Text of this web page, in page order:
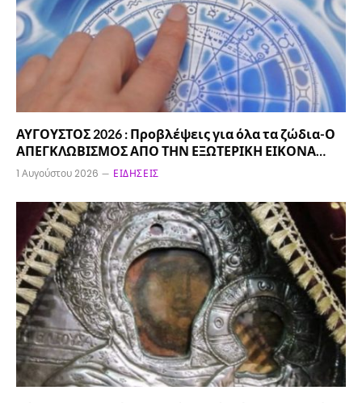
ΑΥΓΟΥΣΤΟΣ 2026 : Προβλέψεις για όλα τα ζώδια-Ο
ΑΠΕΓΚΛΩΒΙΣΜΟΣ ΑΠΟ ΤΗΝ ΕΞΩΤΕΡΙΚΗ ΕΙΚΟΝΑ…
1 Αυγούστου 2026 ΕΙΔΉΣΕΙΣ